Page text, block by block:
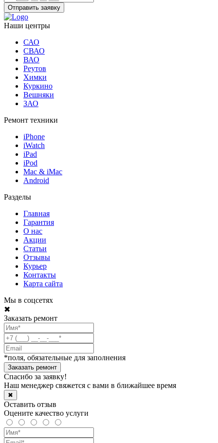
Отправить заявку
Наши центры
САО
СВАО
ВАО
Реутов
Химки
Куркино
Вешняки
ЗАО
Ремонт техники
iPhone
iWatch
iPad
iPod
Mac & iMac
Android
Разделы
Главная
Гарантия
О нас
Акции
Статьи
Отзывы
Курьер
Контакты
Карта сайта
Мы в соцсетях
✖
Заказать ремонт
*поля, обязательные для заполнения
Спасибо за заявку!
Наш менеджер свяжется с вами в ближайшее время
✖
Оставить отзыв
Оцените качество услуги